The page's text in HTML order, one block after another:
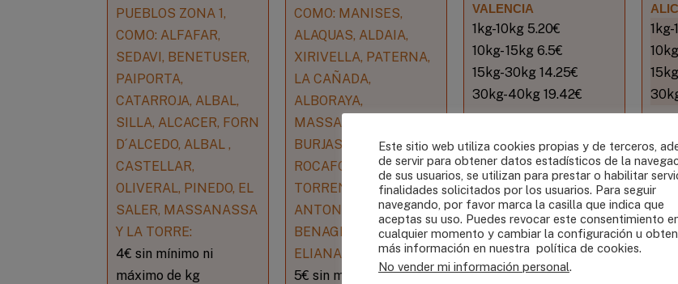
PUEBLOS ZONA 1,
COMO: ALFAFAR,
SEDAVI, BENETUSER,
PAIPORTA,
CATARROJA, ALBAL,
SILLA, ALCACER, FORN
D´ALCEDO, ALBAL ,
CASTELLAR,
OLIVERAL, PINEDO, EL
SALER, MASSANASSA
Y LA TORRE:
4€ sin mínimo ni
máximo de kg
COMO: MANISES,
ALAQUAS, ALDAIA,
XIRIVELLA, PATERNA,
LA CAÑADA,
ALBORAYA,
MASSALFASSAR,
BURJASSOT, GODELLA,
ROCAFORT,
TORRENTE, SAN
ANTONIO DE
BENAGEVER, LA
ELIANA.
5€ sin mínimo ni
VALENCIA
1kg-10kg 5.20€
10kg- 15kg 6.5€
15kg-30kg 14.25€
30kg-40kg 19.42€
1kg-
Este sitio web utiliza cookies propias y de terceros,
de servir para obtener datos estadísticos de la
de sus usuarios, se utilizan para prestar o habilitar
finalidades solicitados por los usuarios. Para seguir
navegando, por favor marca la casilla que indica que
aceptas su uso. Puedes revocar este consentimiento
cualquier momento y cambiar la configuración u
más información en nuestra política de cookies.
No vender mi información personal.